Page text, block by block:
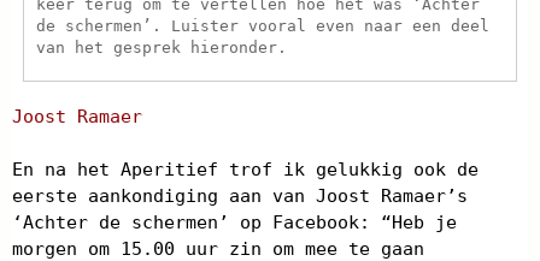
keer terug om te vertellen hoe het was ‘Achter
de schermen’. Luister vooral even naar een deel
van het gesprek hieronder.
Joost Ramaer
En na het Aperitief trof ik gelukkig ook de
eerste aankondiging aan van Joost Ramaer’s
‘Achter de schermen’ op Facebook: “Heb je
morgen om 15.00 uur zin om mee te gaan